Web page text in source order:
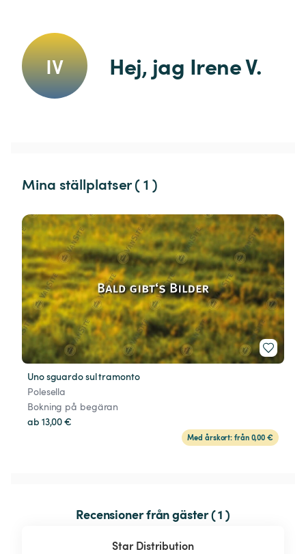
IV Hej, jag Irene V.
Mina ställplatser ( 1 )
Uno sguardo sul tramonto
Polesella
Bokning på begäran
ab 13,00 €
Med årskort: från 0,00 €
Recensioner från gäster ( 1 )
Star Distribution